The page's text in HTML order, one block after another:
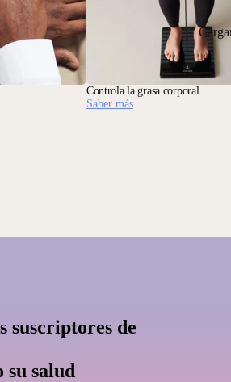
Controla la grasa corporal
Saber más
suscriptores de
su salud